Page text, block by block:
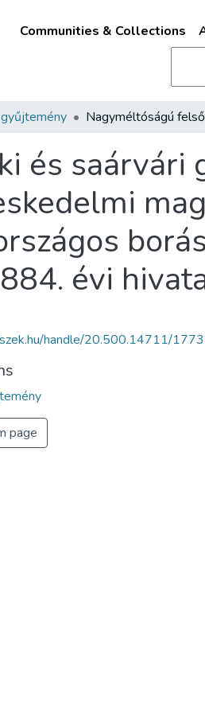
Communities & Collections
és saárvári
évi
handle/20.500.14711/
page